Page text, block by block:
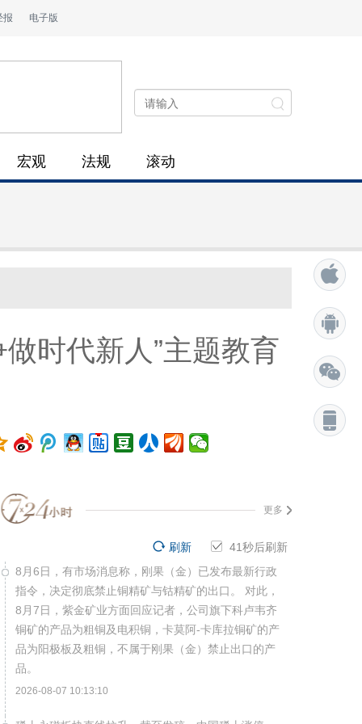
报 电子版
宏观 法规 滚动
时代新人”主题教育
更多
41秒后刷新
刷新
8月6日，有市场消息称，刚果（金）已发布最新行政
指令，决定彻底禁止铜精矿与钴精矿的出口。 对此，
8月7日，紫金矿业方面回应记者，公司旗下科卢韦齐
铜矿的产品为粗铜及电积铜，卡莫阿-卡库拉铜矿的产
品为阳极板及粗铜，不属于刚果（金）禁止出口的产
品。
2026-08-07 10:13:10